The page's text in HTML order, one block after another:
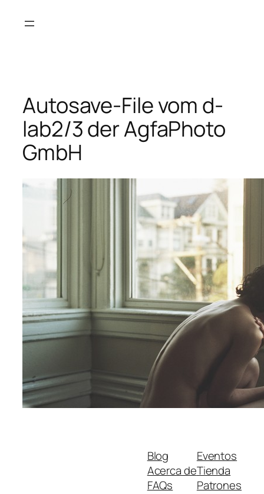
Autosave-File vom d-
lab2/3 der AgfaPhoto
GmbH
Blog
Acerca de
FAQs
Eventos
Tienda
Patrones